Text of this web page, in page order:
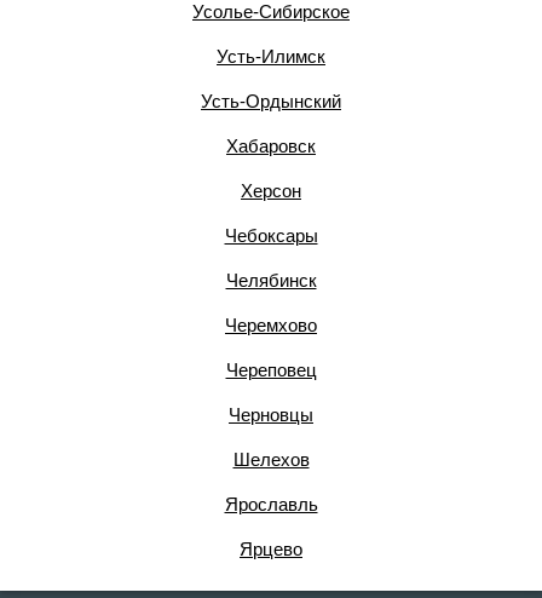
Усолье-Сибирское
Усть-Илимск
Усть-Ордынский
Хабаровск
Херсон
Чебоксары
Челябинск
Черемхово
Череповец
Черновцы
Шелехов
Ярославль
Ярцево